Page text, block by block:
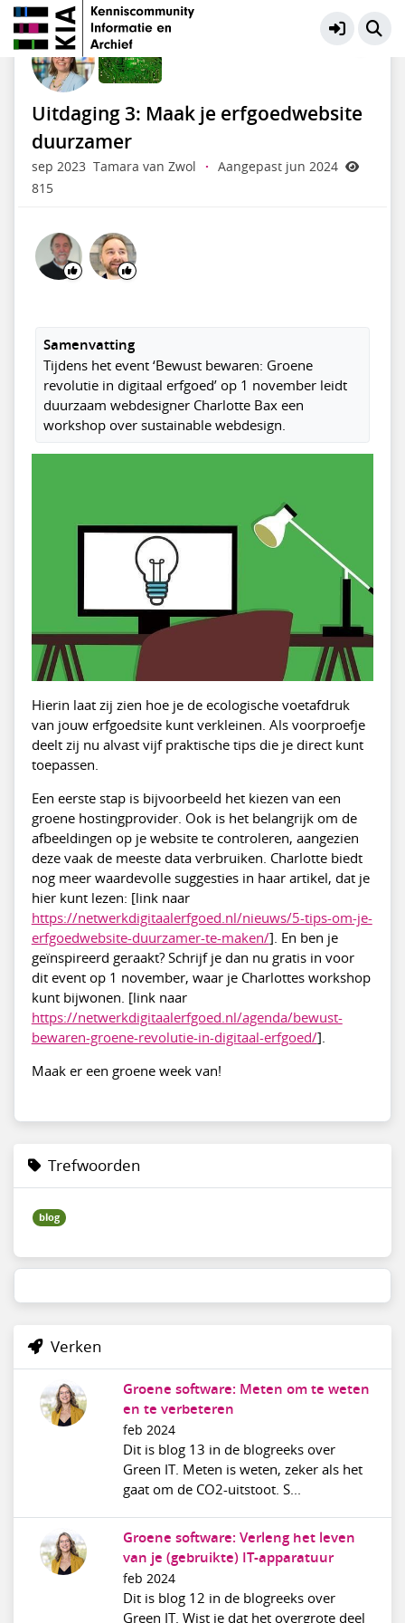
Green IT Meer
Uitdaging 3: Maak je erfgoedwebsite
duurzamer
sep 2023 Tamara van Zwol ·
Aangepast jun 2024
815
Samenvatting
Tijdens het event ‘Bewust bewaren: Groene
revolutie in digitaal erfgoed’ op 1 november leidt
duurzaam webdesigner Charlotte Bax een
workshop over sustainable webdesign.
Hierin laat zij zien hoe je de ecologische voetafdruk
van jouw erfgoedsite kunt verkleinen. Als voorproefje
deelt zij nu alvast vijf praktische tips die je direct kunt
toepassen.
Een eerste stap is bijvoorbeeld het kiezen van een
groene hostingprovider. Ook is het belangrijk om de
afbeeldingen op je website te controleren, aangezien
deze vaak de meeste data verbruiken. Charlotte biedt
nog meer waardevolle suggesties in haar artikel, dat je
hier kunt lezen: [link naar
https://netwerkdigitaalerfgoed.nl/nieuws/5-tips-om-je-
erfgoedwebsite-duurzamer-te-maken/]. En ben je
geïnspireerd geraakt? Schrijf je dan nu gratis in voor
dit event op 1 november, waar je Charlottes workshop
kunt bijwonen. [link naar
https://netwerkdigitaalerfgoed.nl/agenda/bewust-
bewaren-groene-revolutie-in-digitaal-erfgoed/].
Maak er een groene week van!
Trefwoorden
blog
Verken
Groene software: Meten om te weten
en te verbeteren
feb 2024
Dit is blog 13 in de blogreeks over
Green IT. Meten is weten, zeker als het
gaat om de CO2-uitstoot. S...
Groene software: Verleng het leven
van je (gebruikte) IT-apparatuur
feb 2024
Dit is blog 12 in de blogreeks over
Green IT. Wist je dat het overgrote deel